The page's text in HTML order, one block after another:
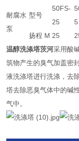
耐腐水
泵
型号
50FS-
25
5
扬程 M 25
温醇洗涤塔茨河采用酸
筑物产生的臭气加盖密
液洗涤塔进行洗涤，去
塔去除恶臭气体中的碱
气中。